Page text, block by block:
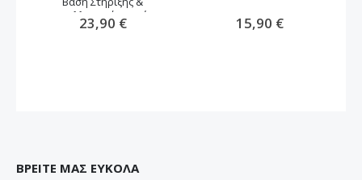
Ανταλλακτικά Νυχιών
23,90 € 15,90 €
ΒΡΕΙΤΕ ΜΑΣ ΕΥΚΟΛΑ